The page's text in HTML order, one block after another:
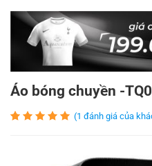
Áo bóng chuyền -
(1 đánh giá của